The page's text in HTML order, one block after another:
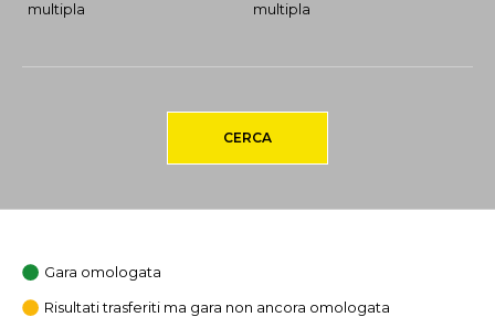
multipla
multipla
CERCA
Gara omologata
Risultati trasferiti ma gara non ancora omologata